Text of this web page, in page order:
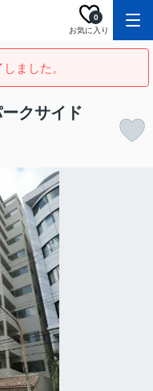
お気に入り
0
ました。
クサイド